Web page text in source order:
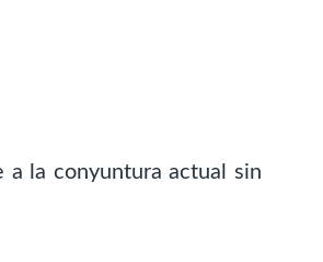
a la conyuntura actual sin